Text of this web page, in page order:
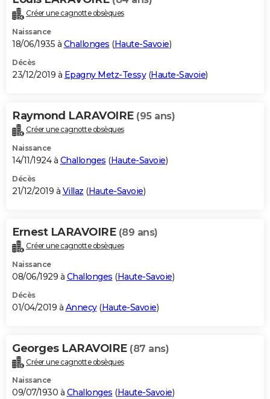
Créer une cagnotte obsèques
Naissance
18/06/1935 à Challonges (Haute-Savoie)
Décès
23/12/2019 à Epagny Metz-Tessy(Haute-Savoie)
Raymond LARAVOIRE (95 ans)
Créer une cagnotte obsèques
Naissance
14/11/1924 à Challonges (Haute-Savoie)
Décès
21/12/2019 à Villaz (Haute-Savoie)
Ernest LARAVOIRE (89 ans)
Créer une cagnotte obsèques
Naissance
08/06/1929 à Challonges (Haute-Savoie)
Décès
01/04/2019 à Annecy(Haute-Savoie)
Georges LARAVOIRE (87 ans)
Créer une cagnotte obsèques
Naissance
09/07/1930 à Challonges (Haute-Savoie)